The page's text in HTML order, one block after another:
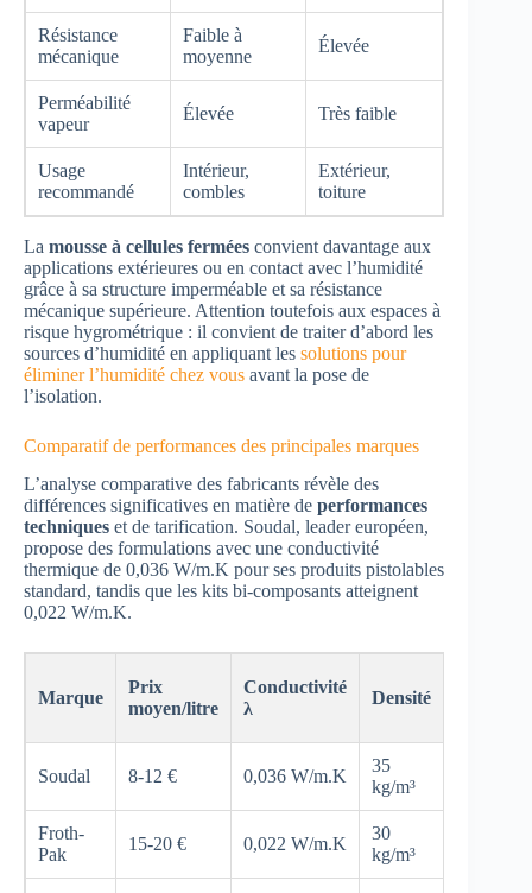
Résistance
mécanique
Faible à
moyenne
Élevée
Perméabilité
vapeur
Élevée Très faible
Usage
recommandé
Intérieur,
combles
Extérieur,
toiture
La mousse à cellules fermées convient davantage aux
applications extérieures ou en contact avec l’humidité
grâce à sa structure imperméable et sa résistance
mécanique supérieure. Attention toutefois aux espaces à
risque hygrométrique : il convient de traiter d’abord les
sources d’humidité en appliquant les solutions pour
éliminer l’humidité chez vous avant la pose de
l’isolation.
Comparatif de performances des principales marques
L’analyse comparative des fabricants révèle des
différences significatives en matière de performances
techniques et de tarification. Soudal, leader européen,
propose des formulations avec une conductivité
thermique de 0,036 W/m.K pour ses produits pistolables
standard, tandis que les kits bi-composants atteignent
0,022 W/m.K.
Marque
Prix
moyen/litre
Conductivité
λ
Densité
Soudal 8-12 € 0,036 W/m.K
35
kg/m³
Froth-
Pak
15-20 € 0,022 W/m.K
30
kg/m³